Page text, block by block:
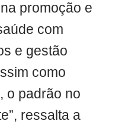
promoção e
com
e gestão
como
o padrão no
ressalta a